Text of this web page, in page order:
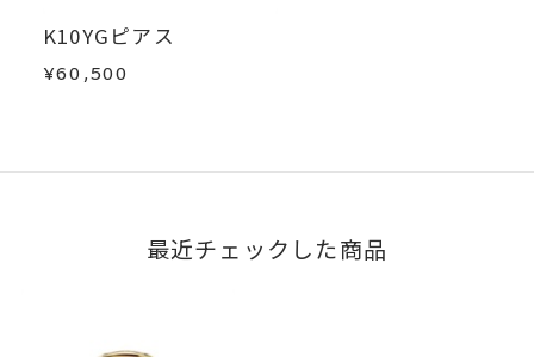
K10YGピアス
¥60,500
最近チェックした商品